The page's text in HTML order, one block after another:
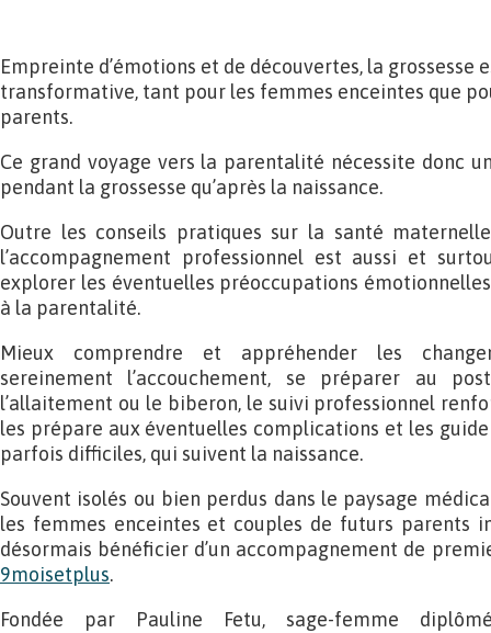
Empreinte d’émotions et de découvertes, la grossesse
transformative, tant pour les femmes enceintes que
parents.
Ce grand voyage vers la parentalité nécessite donc
pendant la grossesse qu’après la naissance.
Outre les conseils pratiques sur la santé
l’accompagnement professionnel est aussi et
explorer les éventuelles préoccupations
à la parentalité.
Mieux comprendre et appréhender les
sereinement l’accouchement, se préparer au
l’allaitement ou le biberon, le suivi professionnel
les prépare aux éventuelles complications et les
parfois difficiles, qui suivent la naissance.
Souvent isolés ou bien perdus dans le paysage
les femmes enceintes et couples de futurs parents
désormais bénéficier d’un accompagnement de
9moisetplus.
Fondée par Pauline Fetu, sage-femme